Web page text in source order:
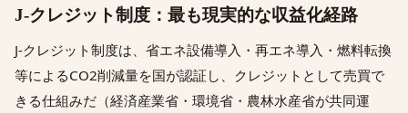
J-クレジット制度：最も現実的な収益化経路
J-クレジット制度は、省エネ設備導入・再エネ導入・燃料転換
等によるCO2削減量を国が認証し、クレジットとして売買で
きる仕組みだ（経済産業省・環境省・農林水産省が共同運